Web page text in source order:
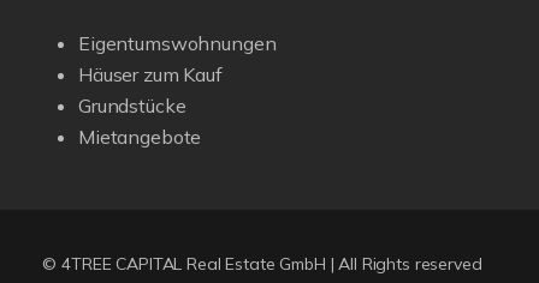
Eigentumswohnungen
Häuser zum Kauf
Grundstücke
Mietangebote
© 4TREE CAPITAL Real Estate GmbH | All Rights reserved
ProvenExpert.com
4,94
/
5,00